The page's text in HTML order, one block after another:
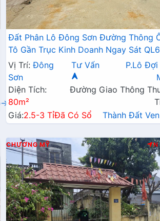
Đất Phân Lô Đông Sơn Đường Thông
Tô Gần Trục Kinh Doanh Ngay Sát
Đang Triển Khai Mở Rộng
Vị Trí: Đông
Sơn
Tư Vấn
P.Lô Đợi
Diện Tích:
80m²
Đường Giao Thông
Giá:2.5-3 TỉĐã Có Sổ Thành Đất
CHƯƠNG MỸ N